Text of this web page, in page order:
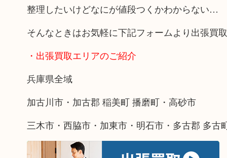
整理したいけどなにが値段つくかわからない…
そんなときはお気軽に下記フォームより出張買
・出張買取エリアのご紹介
兵庫県全域
加古川市・加古郡 稲美町 播磨町・高砂市
三木市・西脇市・加東市・明石市・多古郡 多古